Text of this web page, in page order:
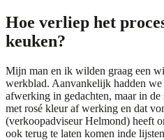
Hoe verliep het
keuken?
Mijn man en ik wilden graag een
werkblad. Aanvankelijk hadden
afwerking in gedachten, maar in
met rosé kleur af werking en dat
(verkoopadviseur Helmond) heeft
ook terug te laten komen inde